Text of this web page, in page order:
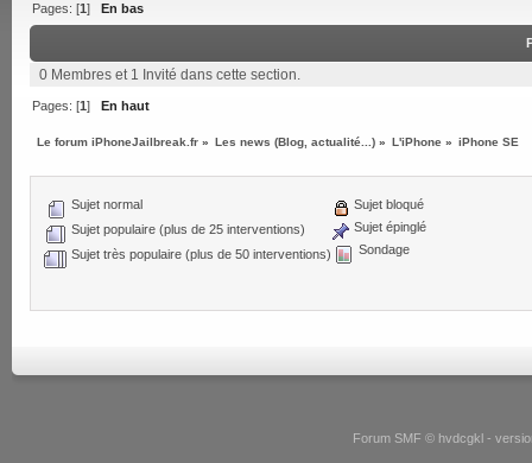
Pages: [1] En bas
0 Membres et 1 Invité dans cette section.
Pages: [1]En haut
Le forum iPhoneJailbreak.fr » Les news (Blog, actualité...) » L'iPhone » iPhone SE
Sujet normal
Sujet populaire (plus de 25 interventions)
Sujet très populaire (plus de 50 interventions)
Sujet bloqué
Sujet épinglé
Sondage
Forum SMF © hvdcgkl -